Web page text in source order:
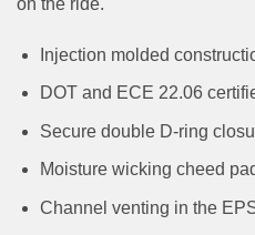
Injection molded
DOT and ECE 22.06
Secure double D-ring
Moisture wicking cheed
Channel venting in the